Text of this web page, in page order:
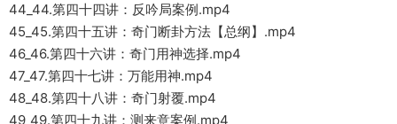
44_44.第四十四讲：反吟局案例.mp4
45_45.第四十五讲：奇门断卦方法【总纲】.mp4
46_46.第四十六讲：奇门用神选择.mp4
47_47.第四十七讲：万能用神.mp4
48_48.第四十八讲：奇门射覆.mp4
49_49.第四十九讲：测来意案例.mp4